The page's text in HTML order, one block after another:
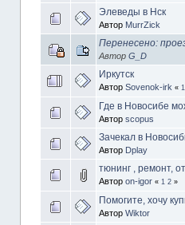
Элеведы в Нск
Автор MurrZick
Перенесено:
Автор G_D
Иркутск
Автор Sovenok-irk « 1
Где в Новосибе
Автор scopus
Зачекал в
Автор Dplay
тюнинг , ремонт,
Автор on-igor « 1 2»
Помогите, хочу
Автор Wiktor